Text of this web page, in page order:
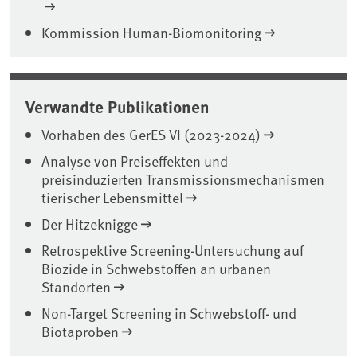
Kommission Human-Biomonitoring
Verwandte Publikationen
Vorhaben des GerES VI (2023-2024)
Analyse von Preiseffekten und
preisinduzierten Transmissionsmechanismen
tierischer Lebensmittel
Der Hitzeknigge
Retrospektive Screening-Untersuchung auf
Biozide in Schwebstoffen an urbanen
Standorten
Non-Target Screening in Schwebstoff- und
Biotaproben